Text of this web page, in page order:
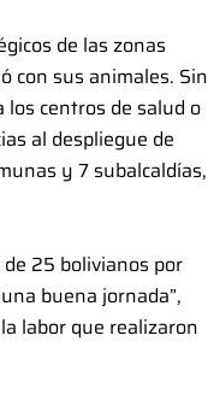
de las zonas
con sus animales. Sin
centros de salud o
al despliegue de
y 7 subalcaldías,
25 bolivianos por
buena jornada”,
labor que realizaron